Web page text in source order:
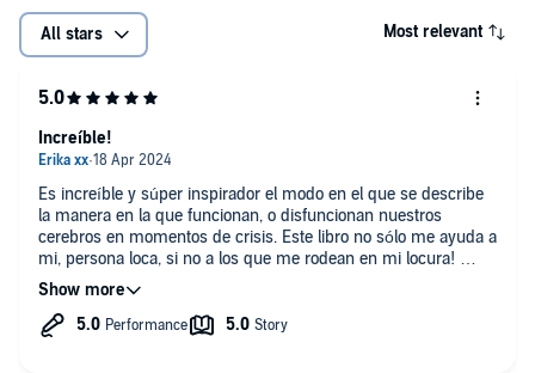
All stars Most relevant
Es increíble y súper inspirador el modo en el que se describe
la manera en la que funcionan, o disfuncionan nuestros
cerebros en momentos de crisis. Este libro no sólo me ayuda a
mi, persona loca, si no a los que me rodean en mi locura!
Gracias Angel, eres un crack!
Espero que con las veces que lo voy a recomendar te
conviertas en un besteseller...no solo porque te lo mereces, si
Increíble!